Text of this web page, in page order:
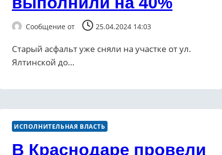
Сообщение от 25.04.2024 14:03
Старый асфальт уже сняли на участке от ул.
Ялтинской до…
ИСПОЛНИТЕЛЬНАЯ ВЛАСТЬ
В Краснодаре провели